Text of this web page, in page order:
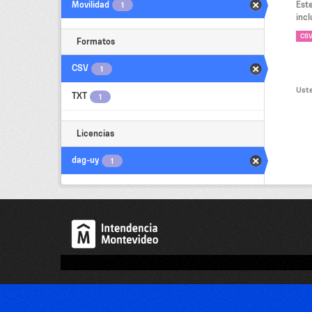
Movilidad 1
Formatos
CSV 1
TXT 1
Licencias
dag-uy 1
CSV